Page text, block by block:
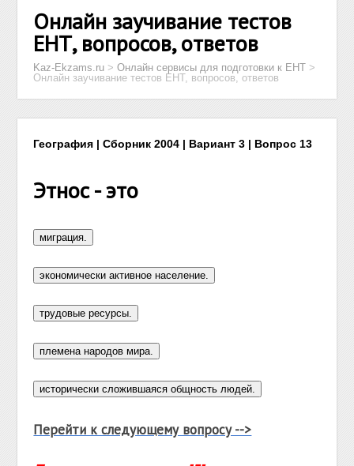
Онлайн заучивание тестов
ЕНТ, вопросов, ответов
Kaz-Ekzams.ru >Онлайн сервисы для подготовки к ЕНТ >
Онлайн заучивание тестов ЕНТ, вопросов, ответов
География | Сборник 2004 | Вариант 3 | Вопрос 13
Этнос - это
Перейти к следующему вопросу -->